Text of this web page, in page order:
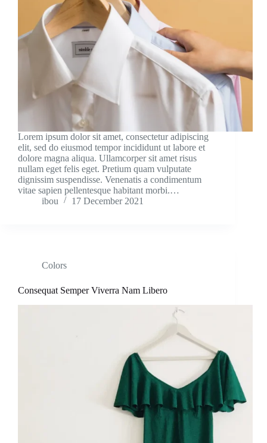
Lorem ipsum dolor sit amet, consectetur adipiscing
elit, sed do eiusmod tempor incididunt ut labore et
dolore magna aliqua. Ullamcorper sit amet risus
nullam eget felis eget. Pretium quam vulputate
dignissim suspendisse. Venenatis a condimentum
vitae sapien pellentesque habitant morbi.…
ibou
17 December 2021
Colors
Consequat Semper Viverra Nam Libero